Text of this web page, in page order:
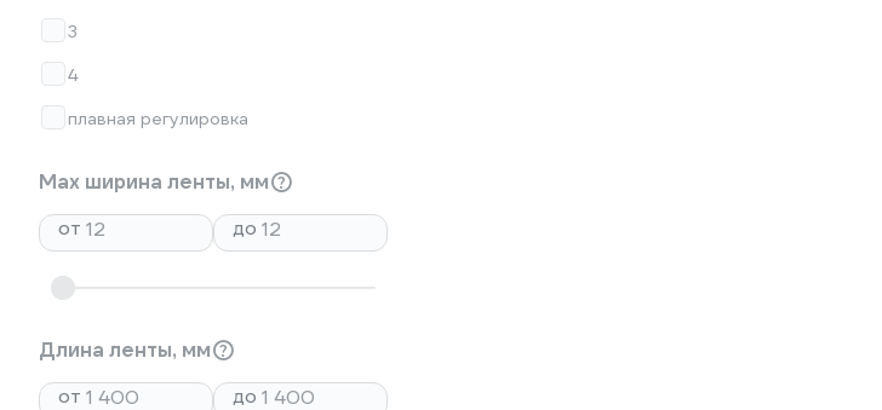
3
4
плавная регулировка
Max ширина ленты, мм
от
до
Длина ленты, мм
от
до